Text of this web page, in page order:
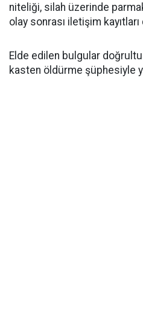
niteliği, silah üzerinde
olay sonrası iletişim
Elde edilen bulgular
kasten öldürme şüphesiyle